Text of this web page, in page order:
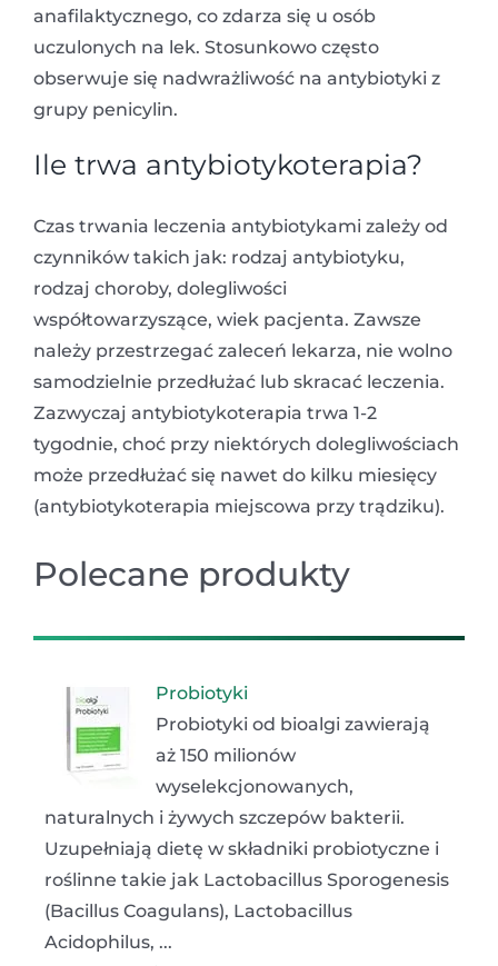
anafilaktycznego, co zdarza się u osób
uczulonych na lek. Stosunkowo często
obserwuje się nadwrażliwość na antybiotyki z
grupy penicylin.
Ile trwa antybiotykoterapia?
Czas trwania leczenia antybiotykami zależy od
czynników takich jak: rodzaj antybiotyku,
rodzaj choroby, dolegliwości
współtowarzyszące, wiek pacjenta. Zawsze
należy przestrzegać zaleceń lekarza, nie wolno
samodzielnie przedłużać lub skracać leczenia.
Zazwyczaj antybiotykoterapia trwa 1-2
tygodnie, choć przy niektórych dolegliwościach
może przedłużać się nawet do kilku miesięcy
(antybiotykoterapia miejscowa przy trądziku).
Polecane produkty
Probiotyki
Probiotyki od bioalgi zawierają
aż 150 milionów
wyselekcjonowanych,
naturalnych i żywych szczepów bakterii.
Uzupełniają dietę w składniki probiotyczne i
roślinne takie jak Lactobacillus Sporogenesis
(Bacillus Coagulans), Lactobacillus
Acidophilus, ...